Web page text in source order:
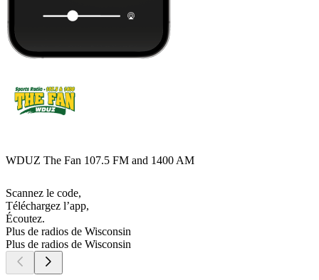
WDUZ The Fan 107.5 FM and 1400 AM
Scannez le code,
Téléchargez l’app,
Écoutez.
Plus de radios de Wisconsin
Plus de radios de Wisconsin